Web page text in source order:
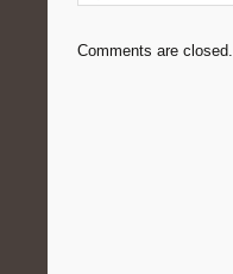
Comments are closed.